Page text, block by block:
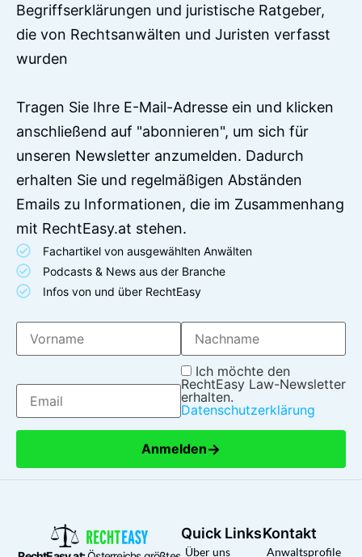
Begriffserklärungen und juristische Ratgeber,
die von Rechtsanwälten und Juristen verfasst
wurden
Tragen Sie Ihre E-Mail-Adresse ein und klicken
anschließend auf "abonnieren", um sich für
unseren Newsletter anzumelden. Dadurch
erhalten Sie und regelmäßigen Abständen
Emails zu Informationen, die im Zusammenhang
mit RechtEasy.at stehen.
Fachartikel von ausgewählten Anwälten
Podcasts & News aus der Branche
Infos von und über RechtEasy
Ich möchte den
RechtEasy Law-Newsletter
erhalten.
Datenschutzerklärung
Anmelden→
Quick Links
Über uns
Kontakt
Anwaltsprofile